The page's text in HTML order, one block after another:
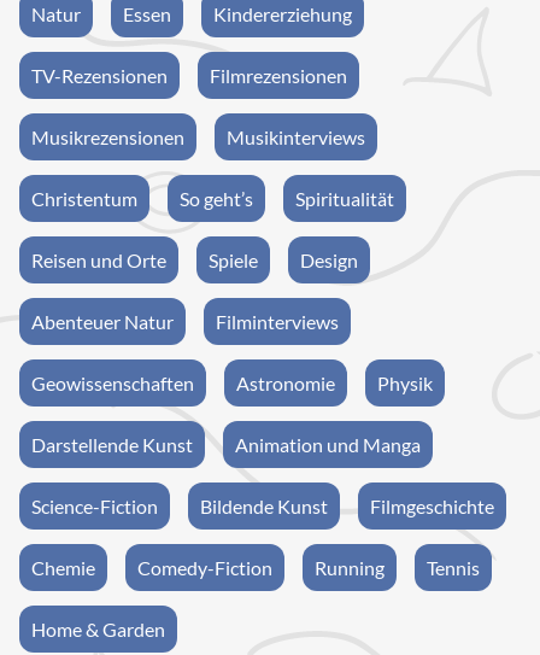
Natur Essen Kindererziehung
TV-Rezensionen Filmrezensionen
Musikrezensionen Musikinterviews
Christentum So geht’s Spiritualität
Reisen und Orte Spiele Design
Abenteuer Natur Filminterviews
Geowissenschaften Astronomie Physik
Darstellende Kunst Animation und Manga
Science-Fiction Bildende Kunst Filmgeschichte
Chemie Comedy-Fiction Running Tennis
Home & Garden